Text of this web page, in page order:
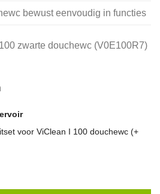
bewust eenvoudig in functies
zwarte douchewc (V0E100R7)
voor ViClean I 100 douchewc (+
100 mat zwarte douchewc aantal